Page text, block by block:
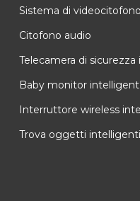
Sistema di videocitofono
Citofono audio
Telecamera di
Baby monitor
Interruttore wireless
Trova oggetti